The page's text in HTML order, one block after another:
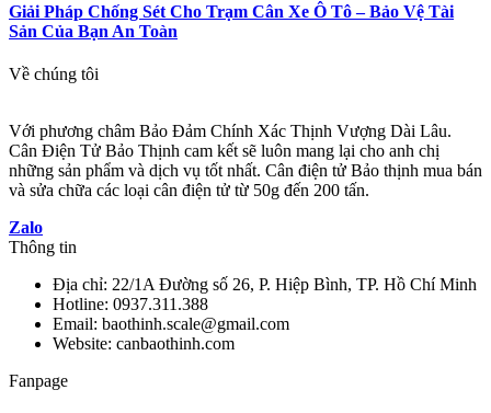
Giải Pháp Chống Sét Cho Trạm Cân Xe Ô Tô – Bảo Vệ Tài
Sản Của Bạn An Toàn
Về chúng tôi
Với phương châm Bảo Đảm Chính Xác Thịnh Vượng Dài Lâu.
Cân Điện Tử Bảo Thịnh cam kết sẽ luôn mang lại cho anh chị
những sản phẩm và dịch vụ tốt nhất. Cân điện tử Bảo thịnh mua bán
và sửa chữa các loại cân điện tử từ 50g đến 200 tấn.
Zalo
Thông tin
Địa chỉ: 22/1A Đường số 26, P. Hiệp Bình, TP. Hồ Chí Minh
Hotline: 0937.311.388
Email: baothinh.scale@gmail.com
Website: canbaothinh.com
Fanpage